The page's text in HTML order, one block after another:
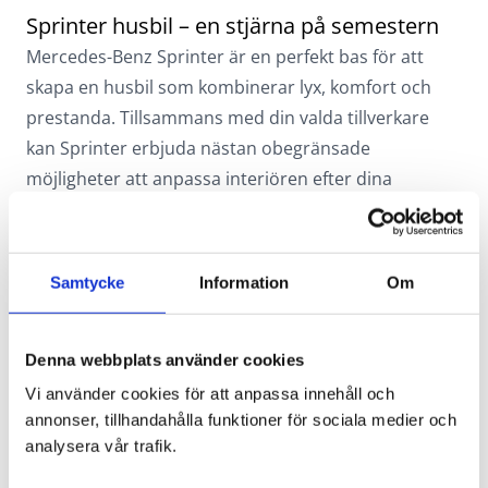
Samtycke Information Om
Denna webbplats använder cookies
Vi använder cookies för att anpassa innehåll och
annonser, tillhandahålla funktioner för sociala medier och
analysera vår trafik.
koncept görs det möjligt att kombinera körhytt,
batteri-modul under chassit och bakaxel med motor
— vilket gör det lättare att anpassa till
husbilsbyggnation utan att kompromissa så mycket
med viktbalans etc.
Dock gäller att ju mer vikt och extra utrustning
(väggar, isolering, möbler, extra batterier,
installationer etc.) som läggs till, desto mer påverkas
räckvidden och nyttolasten. Det finns inga exakta
siffror från källorna för hur husbilspåbyggnad
påverkar dessa förhållanden, men det är en faktor
som måste beaktas i planering.
Sprinter husbil – en stjärna på semestern
Mercedes-Benz Sprinter är en perfekt bas för att
skapa en husbil som kombinerar lyx, komfort och
prestanda. Tillsammans med din valda tillverkare
kan Sprinter erbjuda nästan obegränsade
möjligheter att anpassa interiören efter dina
Läs mer om eSprinter
Kontakta din anläggning